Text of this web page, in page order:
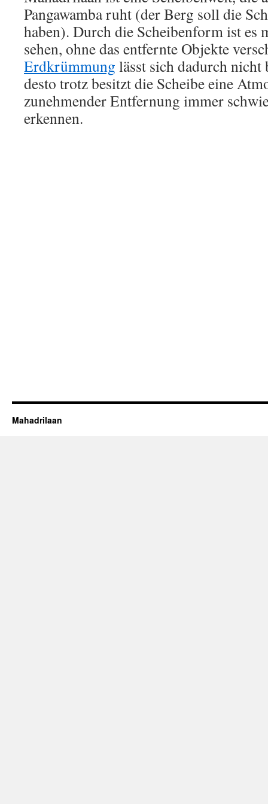
Pangawamba ruht (der Berg soll die
haben). Durch die Scheibenform ist es
sehen, ohne das entfernte Objekte
Erdkrümmung lässt sich dadurch nicht
desto trotz besitzt die Scheibe eine
zunehmender Entfernung immer
erkennen.
Mahadrilaan